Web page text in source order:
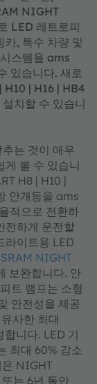
NIGHT
LED 레트로피
카, 특수 차량 및
스템을 ams
있습니다. 새로
| H16 | HB4
치할 수 있습니
는 것이 매우
게 볼 수 있습니
H8 | H10 |
안개등을 ams
적으로 전환하
전하게 운전할
라이트용 LED
NIGHT
보완합니다. 안
트 램프는 소형
안전성을 제공
사한 최대
니다. LED 기
최대 60% 감소
은 NIGHT
는 6년 동안